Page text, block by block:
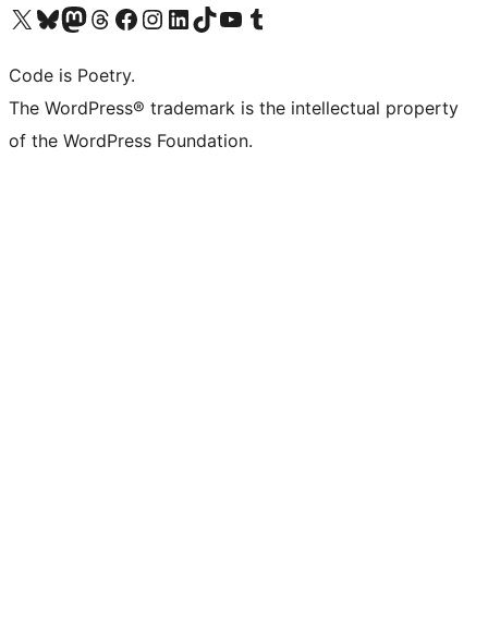
Visita il nostro account X (ex Twitter)
Visita il nostro account Bluesky
Visita il nostro account Mastodon
Visita il nostro account Threads
Visita la nostra pagina Facebook
Visita il nostro account Instagram
Visita il nostro account LinkedIn
Visita il nostro account TikTok
Visita il nostro canale YouTube
Visita il nostro account Tumblr
Code is Poetry.
The WordPress® trademark is the intellectual property
of the WordPress Foundation.